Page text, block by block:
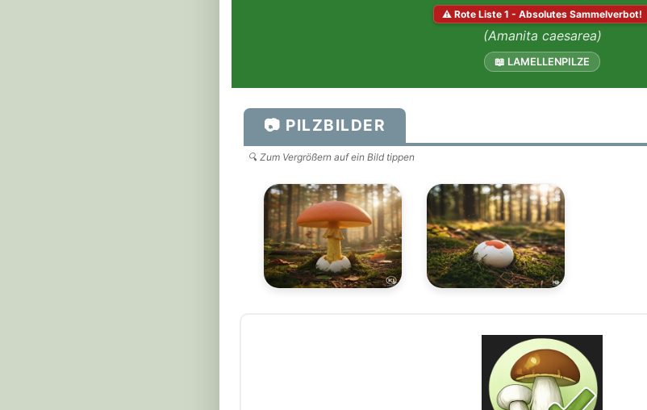
⚠ Rote Liste 1 - Absolutes Sammelverbot!
(Amanita caesarea)
📖 LAMELLENPILZE
📷 PILZBILDER
🔍 Zum Vergrößern auf ein Bild tippen